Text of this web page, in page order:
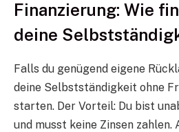
Finanzierung: Wie
deine
Falls du genügend eigene
deine Selbstständigkeit ohne
starten. Der Vorteil: Du bist
und musst keine Zinsen